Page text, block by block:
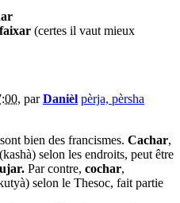
(certes il vaut mieux
, parDanièl pèrja, pèrsha
sont bien des francismes. Cachar,
selon les endroits, peut être
Par contre, cochar,
selon le Thesoc, fait partie